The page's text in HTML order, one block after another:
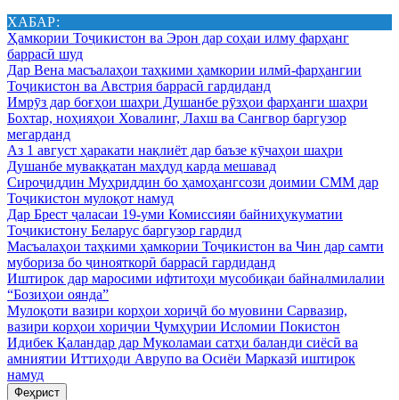
ХАБАР:
Ҳамкории Тоҷикистон ва Эрон дар соҳаи илму фарҳанг
баррасӣ шуд
Дар Вена масъалаҳои таҳкими ҳамкории илмӣ-фарҳангии
Тоҷикистон ва Австрия баррасӣ гардиданд
Имрӯз дар боғҳои шаҳри Душанбе рӯзҳои фарҳанги шаҳри
Бохтар, ноҳияҳои Ховалинг, Лахш ва Сангвор баргузор
мегарданд
Аз 1 август ҳаракати нақлиёт дар баъзе кӯчаҳои шаҳри
Душанбе муваққатан маҳдуд карда мешавад
Сироҷиддин Муҳриддин бо ҳамоҳангсози доимии СММ дар
Тоҷикистон мулоқот намуд
Дар Брест ҷаласаи 19-уми Комиссияи байниҳукуматии
Тоҷикистону Беларус баргузор гардид
Масъалаҳои таҳкими ҳамкории Тоҷикистон ва Чин дар самти
мубориза бо ҷинояткорӣ баррасӣ гардиданд
Иштирок дар маросими ифтитоҳи мусобиқаи байналмилалии
“Бозиҳои оянда”
Мулоқоти вазири корҳои хориҷӣ бо муовини Сарвазир,
вазири корҳои хориҷии Ҷумҳурии Исломии Покистон
Идибек Қаландар дар Муколамаи сатҳи баланди сиёсӣ ва
амниятии Иттиҳоди Аврупо ва Осиёи Марказӣ иштирок
намуд
Феҳрист